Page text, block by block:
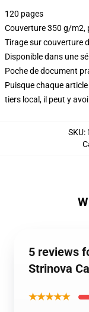
120 pages
Couverture 350 g/m2,
Tirage sur couverture
Disponible dans une
Poche de document
Puisque chaque
tiers local, il peut y
SKU:
5 reviews
Strinova
★★★★★